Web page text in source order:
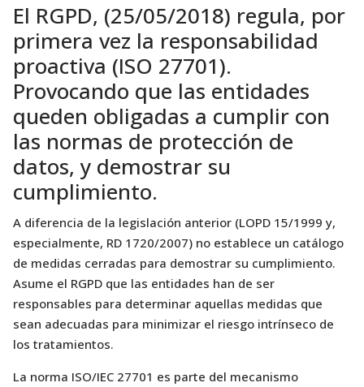
El RGPD, (25/05/2018) regula, por
primera vez la responsabilidad
proactiva (ISO 27701).
Provocando que las entidades
queden obligadas a cumplir con
las normas de protección de
datos, y demostrar su
cumplimiento.
A diferencia de la legislación anterior (LOPD 15/1999 y,
especialmente, RD 1720/2007) no establece un catálogo
de medidas cerradas para demostrar su cumplimiento.
Asume el RGPD que las entidades han de ser
responsables para determinar aquellas medidas que
sean adecuadas para minimizar el riesgo intrínseco de
los tratamientos.
La norma ISO/IEC 27701 es parte del mecanismo